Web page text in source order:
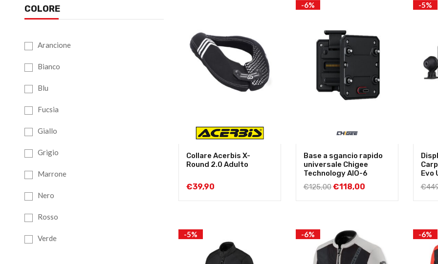
COLORE
Arancione
Bianco
Blu
Fucsia
Giallo
Grigio
Marrone
Nero
Rosso
Verde
Collare Acerbis X-
Round 2.0 Adulto
€39,90
-6%
Base a sgancio rapido
universale Chigee
Technology AIO-6
€125,00€118,00
-5%
Evo
€
-5% -6% -6%